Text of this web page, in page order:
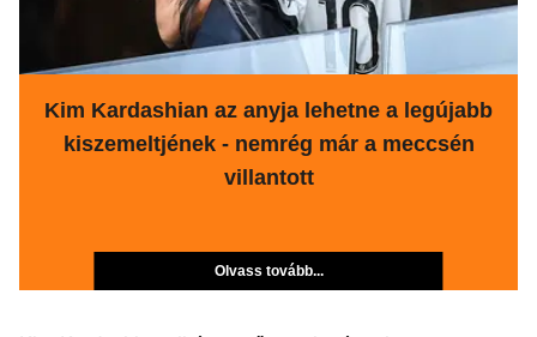
Kim Kardashian az anyja lehetne a legújabb
kiszemeltjének - nemrég már a meccsén
villantott
Olvass tovább...